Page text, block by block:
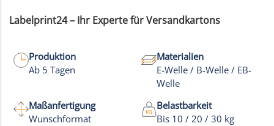
Labelprint24 – Ihr Experte für Versandkartons
Produktion
Ab 5 Tagen
Materialien
E-Welle / B-Welle / EB-
Welle
Maßanfertigung
Wunschformat
Belastbarkeit
Bis 10 / 20 / 30 kg